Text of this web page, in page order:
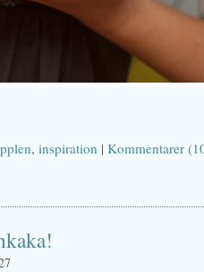
, inspiration | Kommentarer